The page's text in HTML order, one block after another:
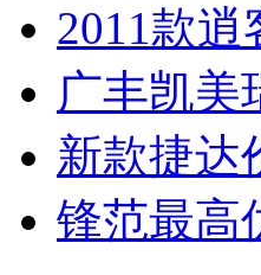
2011款
广丰凯美
新款捷达
锋范最高